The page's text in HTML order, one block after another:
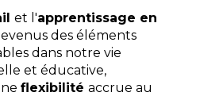
et l'apprentissage en
des éléments
dans notre vie
et éducative,
flexibilité